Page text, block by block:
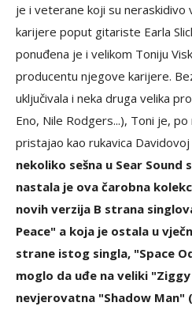
je i veterane koji su neraskidivo
karijere poput gitariste Earla
ponuđena je i velikom Toniju
producentu njegove karijere.
uključivala i neka druga velika
Eno, Nile Rodgers...), Toni je,
pristajao kao rukavica Davidovoj
nekoliko sešna u Sear Sound
nastala je ova čarobna
novih verzija B strana
Peace" a koja je ostala u
strane istog singla, "Space
moglo da uđe na veliki
nevjerovatna "Shadow